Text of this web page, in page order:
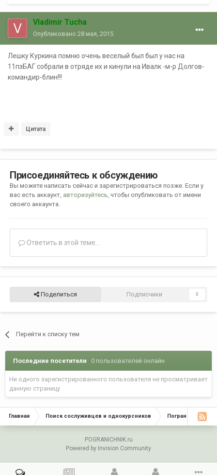
Vladimir Tucha
Опубликовано 28 мая, 2015
Лешку Куркина помню очень веселый был был у нас на
11пзБАГ собрали в отряде их и кинули на Ивалк -м-р Долгов-
командир-блин!!!
Цитата
Присоединяйтесь к обсуждению
Вы можете написать сейчас и зарегистрироваться позже. Если у
вас есть аккаунт, авторизуйтесь, чтобы опубликовать от имени
своего аккаунта.
Ответить в этой теме...
Поделиться Подписчики 0
Перейти к списку тем
Последние посетители 0 пользователей онлайн
Ни одного зарегистрированного пользователя не просматривает
данную страницу
Главная Поиск сослуживцев и однокурсников Пограничные
POGRANICHNIK.ru
Powered by Invision Community